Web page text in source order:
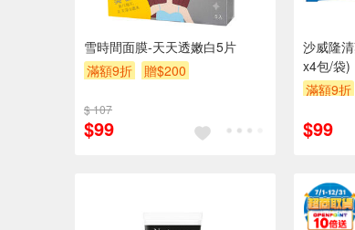
雪時間面膜-天天透嫩白5片
滿額9折
贈$200
$ 107
$99
沙威隆
x4包/袋)
滿額9折
$99